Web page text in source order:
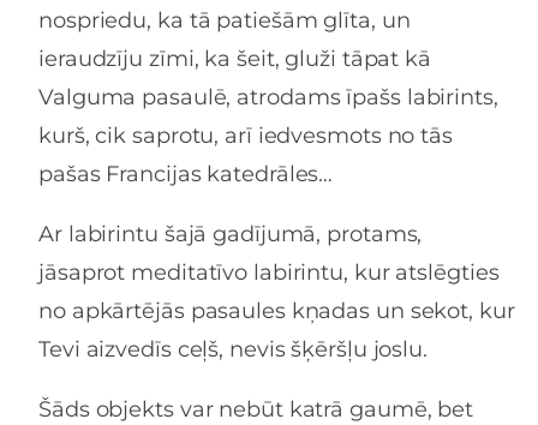
nospriedu, ka tā patiešām glīta, un
ieraudzīju zīmi, ka šeit, gluži tāpat kā
Valguma pasaulē, atrodams īpašs labirints,
kurš, cik saprotu, arī iedvesmots no tās
pašas Francijas katedrāles…
Ar labirintu šajā gadījumā, protams,
jāsaprot meditatīvo labirintu, kur atslēgties
no apkārtējās pasaules kņadas un sekot, kur
Tevi aizvedīs ceļš, nevis šķēršļu joslu.
Šāds objekts var nebūt katrā gaumē, bet